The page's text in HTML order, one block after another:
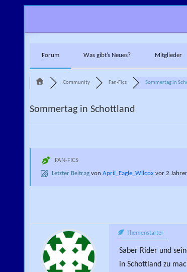
Skip to content
Forum Was gibt’s Neues? Mitglieder
Community Fan-Fics Sommertag in
Sommertag in Schottland
FAN-FICS
Letzter Beitrag von April_Eagle_Wilcox vor 2
Themenstarter
Saber Rider und
in Schottland zu